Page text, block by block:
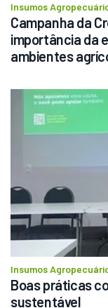
Insumos
Campanha da
importância da
ambientes
Insumos
Boas práticas
sustentável